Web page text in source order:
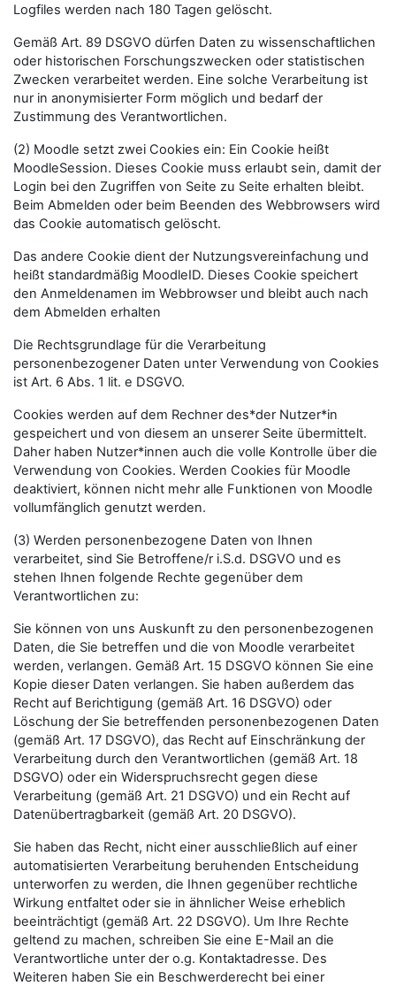
Logfiles werden nach 180 Tagen gelöscht.
Gemäß Art. 89 DSGVO dürfen Daten zu wissenschaftlichen
oder historischen Forschungszwecken oder statistischen
Zwecken verarbeitet werden. Eine solche Verarbeitung ist
nur in anonymisierter Form möglich und bedarf der
Zustimmung des Verantwortlichen.
(2) Moodle setzt zwei Cookies ein: Ein Cookie heißt
MoodleSession. Dieses Cookie muss erlaubt sein, damit der
Login bei den Zugriffen von Seite zu Seite erhalten bleibt.
Beim Abmelden oder beim Beenden des Webbrowsers wird
das Cookie automatisch gelöscht.
Das andere Cookie dient der Nutzungsvereinfachung und
heißt standardmäßig MoodleID. Dieses Cookie speichert
den Anmeldenamen im Webbrowser und bleibt auch nach
dem Abmelden erhalten
Die Rechtsgrundlage für die Verarbeitung
personenbezogener Daten unter Verwendung von Cookies
ist Art. 6 Abs. 1 lit. e DSGVO.
Cookies werden auf dem Rechner des*der Nutzer*in
gespeichert und von diesem an unserer Seite übermittelt.
Daher haben Nutzer*innen auch die volle Kontrolle über die
Verwendung von Cookies. Werden Cookies für Moodle
deaktiviert, können nicht mehr alle Funktionen von Moodle
vollumfänglich genutzt werden.
(3) Werden personenbezogene Daten von Ihnen
verarbeitet, sind Sie Betroffene/r i.S.d. DSGVO und es
stehen Ihnen folgende Rechte gegenüber dem
Verantwortlichen zu:
Sie können von uns Auskunft zu den personenbezogenen
Daten, die Sie betreffen und die von Moodle verarbeitet
werden, verlangen. Gemäß Art. 15 DSGVO können Sie eine
Kopie dieser Daten verlangen. Sie haben außerdem das
Recht auf Berichtigung (gemäß Art. 16 DSGVO) oder
Löschung der Sie betreffenden personenbezogenen Daten
(gemäß Art. 17 DSGVO), das Recht auf Einschränkung der
Verarbeitung durch den Verantwortlichen (gemäß Art. 18
DSGVO) oder ein Widerspruchsrecht gegen diese
Verarbeitung (gemäß Art. 21 DSGVO) und ein Recht auf
Datenübertragbarkeit (gemäß Art. 20 DSGVO).
Sie haben das Recht, nicht einer ausschließlich auf einer
automatisierten Verarbeitung beruhenden Entscheidung
unterworfen zu werden, die Ihnen gegenüber rechtliche
Wirkung entfaltet oder sie in ähnlicher Weise erheblich
beeinträchtigt (gemäß Art. 22 DSGVO). Um Ihre Rechte
geltend zu machen, schreiben Sie eine E-Mail an die
Verantwortliche unter der o.g. Kontaktadresse. Des
Weiteren haben Sie ein Beschwerderecht bei einer